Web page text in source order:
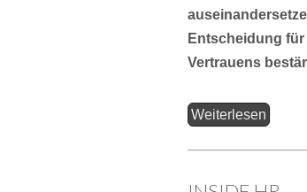
Entscheidung
Vertrauens
Weiterlesen